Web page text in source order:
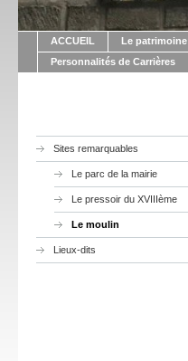
ACCUEIL Le patrimoine
Personnalités de Carrières
Sites remarquables
Le parc de la mairie
Le pressoir du XVIIIème
Le moulin
Lieux-dits